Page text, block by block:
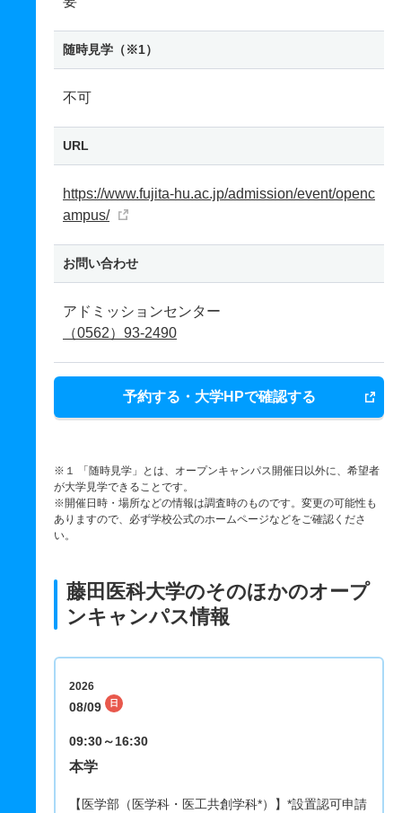
随時見学（※1）
不可
URL
https://www.fujita-hu.ac.jp/admission/event/openc
ampus/
お問い合わせ
アドミッションセンター
（0562）93-2490
予約する・大学HPで確認する
※１ 「随時見学」とは、オープンキャンパス開催日以外に、希望者
が大学見学できることです。
※開催日時・場所などの情報は調査時のものです。変更の可能性も
ありますので、必ず学校公式のホームページなどをご確認くださ
い。
藤田医科大学のそのほかのオープ
ンキャンパス情報
2026
08/09 日
09:30～16:30
本学
【医学部（医学科・医工共創学科*）】*設置認可申請